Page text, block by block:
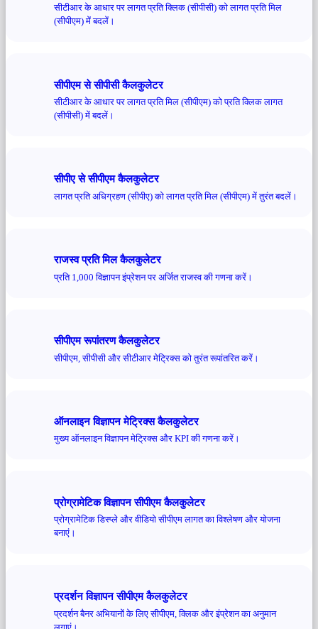
सीटीआर के आधार पर लागत प्रति क्लिक (सीपीसी) को लागत प्रति मिल
(सीपीएम) में बदलें।
सीपीएम से सीपीसी कैलकुलेटर
सीटीआर के आधार पर लागत प्रति मिल (सीपीएम) को प्रति क्लिक लागत
(सीपीसी) में बदलें।
सीपीए से सीपीएम कैलकुलेटर
लागत प्रति अधिग्रहण (सीपीए) को लागत प्रति मिल (सीपीएम) में तुरंत बदलें।
राजस्व प्रति मिल कैलकुलेटर
प्रति 1,000 विज्ञापन इंप्रेशन पर अर्जित राजस्व की गणना करें।
सीपीएम रूपांतरण कैलकुलेटर
सीपीएम, सीपीसी और सीटीआर मेट्रिक्स को तुरंत रूपांतरित करें।
ऑनलाइन विज्ञापन मेट्रिक्स कैलकुलेटर
मुख्य ऑनलाइन विज्ञापन मेट्रिक्स और KPI की गणना करें।
प्रोग्रामेटिक विज्ञापन सीपीएम कैलकुलेटर
प्रोग्रामेटिक डिस्प्ले और वीडियो सीपीएम लागत का विश्लेषण और योजना
बनाएं।
प्रदर्शन विज्ञापन सीपीएम कैलकुलेटर
प्रदर्शन बैनर अभियानों के लिए सीपीएम, क्लिक और इंप्रेशन का अनुमान